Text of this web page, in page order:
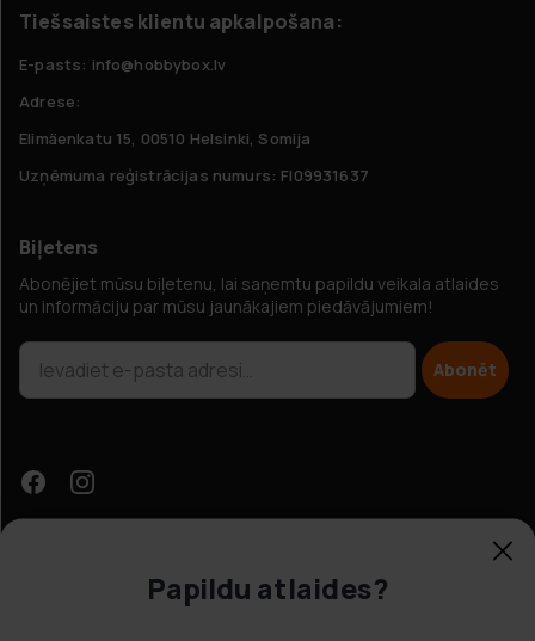
Tiešsaistes klientu apkalpošana:
E-pasts: info@hobbybox.lv
Adrese:
Elimäenkatu 15, 00510 Helsinki, Somija
Uzņēmuma reģistrācijas numurs: FI09931637
Biļetens
Abonējiet mūsu biļetenu, lai saņemtu papildu veikala atlaides
un informāciju par mūsu jaunākajiem piedāvājumiem!
Abonēt
Papildu atlaides?